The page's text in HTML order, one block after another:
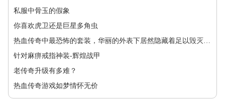
私服中骨玉的假象
你喜欢虎卫还是巨星多角虫
热血传奇中最恐怖的套装，华丽的外表下居然隐藏着足以毁灭玛法大陆的力量
针对麻痹戒指神装-辉煌战甲
老传奇升级有多难？
热血传奇游戏如梦情怀无价